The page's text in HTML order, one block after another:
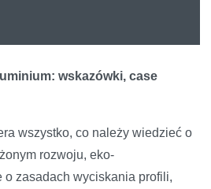
wskazówki, case
wszystko, co należy wiedzieć o
rozwoju, eko-
o zasadach wyciskania profili,